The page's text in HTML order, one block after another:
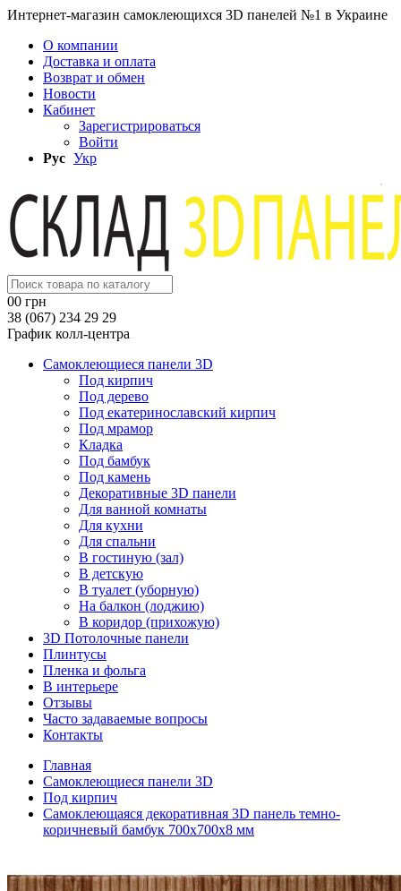
Интернет-магазин самоклеющихся 3D панелей №1 в Украине
О компании
Доставка и оплата
Возврат и обмен
Новости
Кабинет
Зарегистрироваться
Войти
Рус Укр
00 грн
38 (067) 234 29 29
График колл-центра
Самоклеющиеся панели 3D
Под кирпич
Под дерево
Под екатеринославский кирпич
Под мрамор
Кладка
Под бамбук
Под камень
Декоративные 3D панели
Для ванной комнаты
Для кухни
Для спальни
В гостиную (зал)
В детскую
В туалет (уборную)
На балкон (лоджию)
В коридор (прихожую)
3D Потолочные панели
Плинтусы
Пленка и фольга
В интерьере
Отзывы
Часто задаваемые вопросы
Контакты
Главная
Самоклеющиеся панели 3D
Под кирпич
Самоклеющаяся декоративная 3D панель темно-
коричневый бамбук 700x700x8 мм